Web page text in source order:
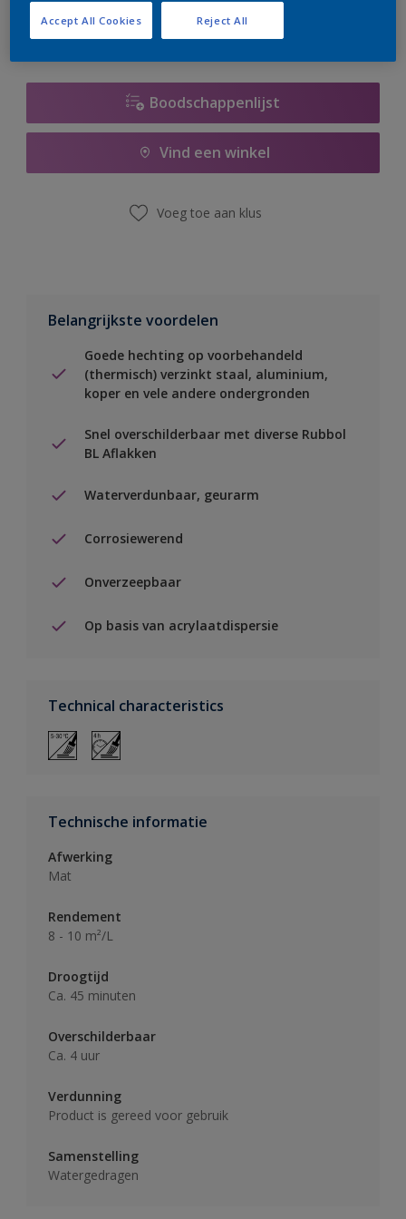
Boodschappenlijst
Vind een winkel
Voeg toe aan klus
Belangrijkste voordelen
Goede hechting op voorbehandeld
(thermisch) verzinkt staal, aluminium,
koper en vele andere ondergronden
Snel overschilderbaar met diverse Rubbol
BL Aflakken
Waterverdunbaar, geurarm
Corrosiewerend
Onverzeepbaar
Op basis van acrylaatdispersie
Technical characteristics
Technische informatie
Afwerking
Mat
Rendement
8 - 10 m²/L
Droogtijd
Ca. 45 minuten
Overschilderbaar
Ca. 4 uur
Verdunning
Product is gereed voor gebruik
Samenstelling
Watergedragen
Reject All
Accept All Cookies